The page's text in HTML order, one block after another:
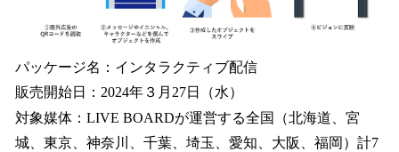
パッケージ名：インタラクティブ配信
販売開始日：2024年３月27日（水）
対象媒体：LIVE BOARDが運営する全国（北海道、宮
城、東京、神奈川、千葉、埼玉、愛知、大阪、福岡）計7